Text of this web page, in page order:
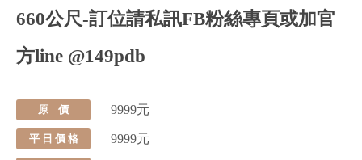
660公尺-訂位請私訊FB粉絲專頁或加官
方line @149pdb
原 價 9999元
平 日 價 格 9999元